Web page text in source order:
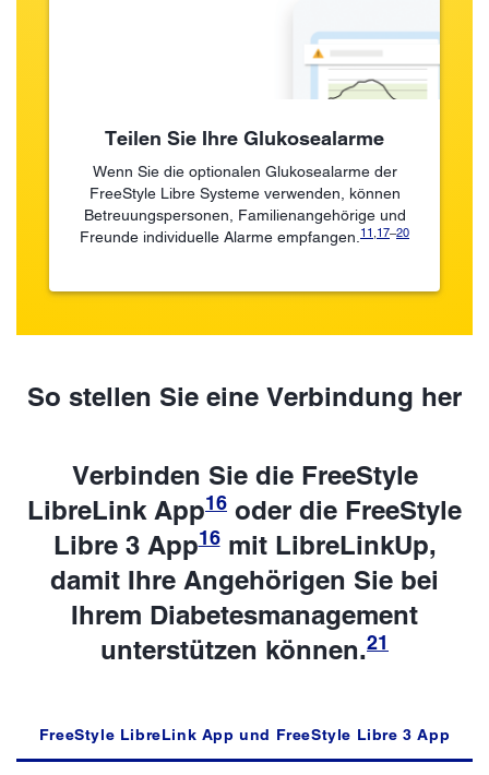
Teilen Sie Ihre Glukosealarme
Wenn Sie die optionalen Glukosealarme der
FreeStyle Libre Systeme verwenden, können
Betreuungspersonen, Familienangehörige und
Freunde individuelle Alarme empfangen.11 ,17–20
So stellen Sie eine Verbindung her
Verbinden Sie die FreeStyle
LibreLink App16 oder die FreeStyle
Libre 3 App16mit LibreLinkUp,
damit Ihre Angehörigen Sie bei
Ihrem Diabetesmanagement
unterstützen können.21
FreeStyle LibreLink App und FreeStyle Libre 3 App